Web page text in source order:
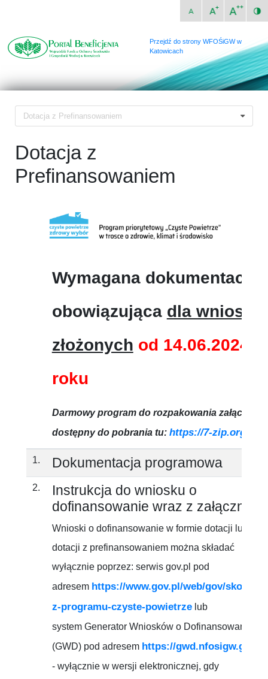
Przejdź do strony WFOŚiGW w
Katowicach
Dotacja z Prefinansowaniem
Dotacja z
Prefinansowaniem
Wymagana dokumentacja
obowiązująca dla
złożonych od 14.06.2024
roku
Darmowy program do rozpakowania
dostępny do pobrania tu: https://7-zip.org.pl/
1. Dokumentacja programowa
2.
Instrukcja do wniosku o
dofinansowanie wraz z
Wnioski o dofinansowanie w formie dotacji lub
dotacji z prefinansowaniem można składać
wyłącznie poprzez: serwis gov.pl pod
adresem https://www.gov.pl/web/gov/
z-programu-czyste-powietrzelub
system Generator Wniosków o Dofinansowanie
(GWD) pod adresem https://
- wyłącznie w wersji elektronicznej, gdy